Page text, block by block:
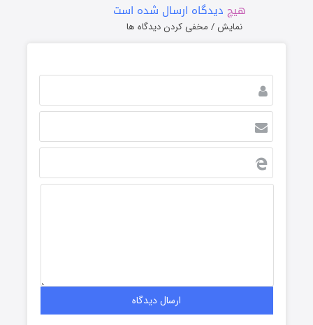
هیچ دیدگاه ارسال شده است
نمایش / مخفی کردن دیدگاه ها